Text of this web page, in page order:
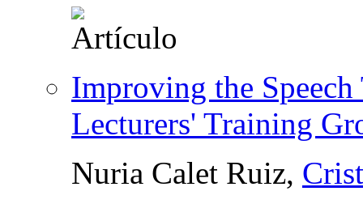
Improving the
Lecturers' Training
Nuria Calet Ruiz,